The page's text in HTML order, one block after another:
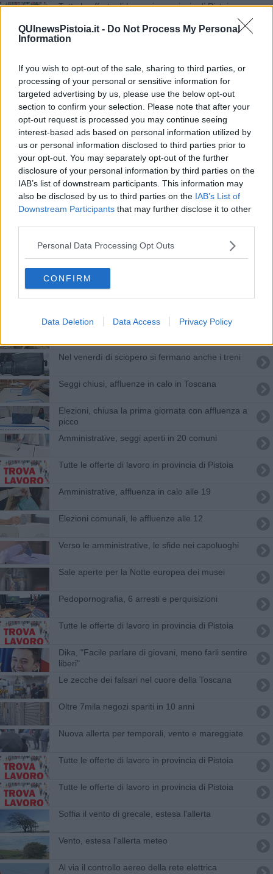
QUInewsPistoia.it - Do Not Process My Personal
Information
If you wish to opt-out of the sale, sharing to third parties, or
processing of your personal or sensitive information for
targeted advertising by us, please use the below opt-out
section to confirm your selection. Please note that after your
opt-out request is processed you may continue seeing
interest-based ads based on personal information utilized by
us or personal information disclosed to third parties prior to
your opt-out. You may separately opt-out of the further
disclosure of your personal information by third parties on the
IAB’s list of downstream participants. This information may
also be disclosed by us to third parties on the IAB’s List of
Downstream Participants that may further disclose it to other
Personal Data Processing Opt Outs
CONFIRM
Data Deletion Data Access Privacy Policy
​Tutte le offerte di lavoro in provincia di Pistoia
Giugno all'Elba, occasione unica per una vacanza
azienda su 3
Falsi progetti per ottenere i fondi Pnrr
​Tutte le offerte di lavoro in provincia di Pistoia
Strage bianca, 15 morti sul lavoro in 4 mesi
Assalti ai bancomat, 7 arresti per colpi con
l'esplosivo
In Toscana uno tra i migliori comandanti d'Italia
Temporali dopo un assaggio d'estate, nuova
allerta
Rinviato il tour di Claudio Baglioni, le nuove date
Nel venerdì di sciopero si fermano anche i treni
Seggi chiusi, affluenze in calo in Toscana
Elezioni, chiusa la prima giornata con affluenza a
picco
Amministrative, seggi aperti in 20 comuni
​Tutte le offerte di lavoro in provincia di Pistoia
Amministrative, affluenza in calo alle 19
Elezioni comunali, le affluenze alle 12
Verso le amministrative, le sfide nei capoluoghi
Sale aperte per la Notte europea dei musei
Pedopornografia, 6 arresti e perquisizioni
​Tutte le offerte di lavoro in provincia di Pistoia
Dika, "Facile parlare di giovani, meno farli sentire
liberi"
Le zecche dei falsari nel cuore della Toscana
Oltre 7mila negozi spariti in 10 anni
Nuova allerta per temporali, vento e mareggiate
​Tutte le offerte di lavoro in provincia di Pistoia
​Tutte le offerte di lavoro in provincia di Pistoia
Soffia il vento di grecale, estesa l'allerta
Vento, estesa l'allerta meteo
Al via il controllo aereo della rete elettrica